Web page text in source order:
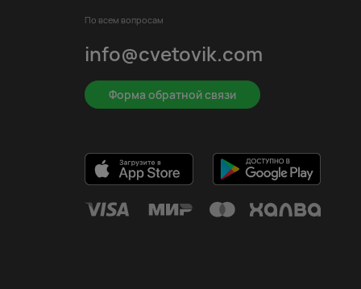
По всем вопросам
info@cvetovik.com
Форма обратной связи